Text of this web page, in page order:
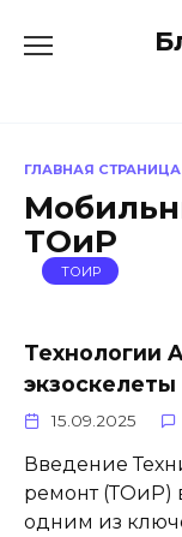
ГЛАВНАЯ СТРАНИЦА
ТОиР
ТОИР
Технологии
15.09.2025
Введение
ремонт (ТОиР)
одним из